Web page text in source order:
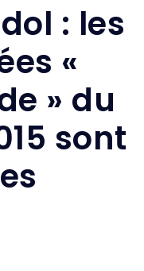
: les
«
» du
sont